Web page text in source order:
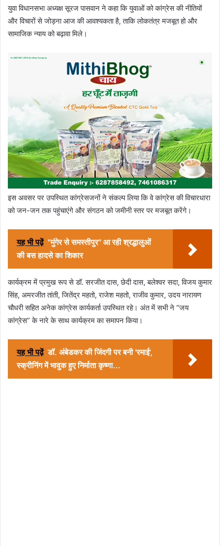
युवा विधानसभा अध्यक्ष सूरज पासवान ने कहा कि युवाओं को कांग्रेस की नीतियों
और विचारों से जोड़ना आज की आवश्यकता है, ताकि लोकतंत्र मजबूत हो और
सामाजिक न्याय को बढ़ावा मिले।
इस अवसर पर उपस्थित कांग्रेसजनों ने संकल्प लिया कि वे कांग्रेस की विचारधारा
को जन-जन तक पहुंचाएंगे और संगठन को जमीनी स्तर पर मजबूत करेंगे।
यह भी पढ़ें "मुंगेर से समस्तीपुर'' आ रही श्रद्धालुओं
की बस हादसे का शिकार
कार्यक्रम में प्रमुख रूप से डॉ. सरजीत दास, छेदी दास, बलेश्वर सदा, विजय कुमार
सिंह, अमरजीत तांती, जितेंद्र महतो, राजेश महतो, राजीव कुमार, उदय नारायण
चौधरी सहित अनेक कांग्रेस कार्यकर्ता उपस्थित रहे। अंत में सभी ने “जय
कांग्रेस” के नारे के साथ कार्यक्रम का समापन किया।
यह भी पढ़ें डॉ. अंबेडकर की जिंदगी पर बनी 'रमाई',
स्क्रीनिंग में भावुक हुए निर्माता कृष्णा...